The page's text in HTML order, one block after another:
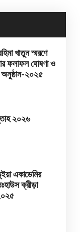
খাতুন স্মরণে
ফলাফল ঘোষণা ও
অনুষ্ঠান-২০২৫
২০২৬
একাডেমির
ক্রীড়া